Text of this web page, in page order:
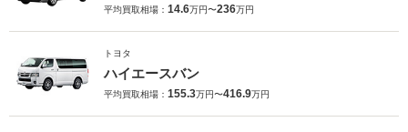
平均買取相場： 14.6万円〜236万円
トヨタ
ハイエースバン
平均買取相場： 155.3万円〜416.9万円